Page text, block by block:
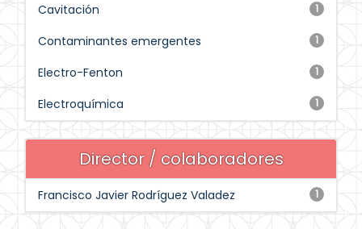
1
Cavitación
1
Contaminantes emergentes
1
Electro-Fenton
1
Electroquímica
Director / colaboradores
1
Francisco Javier Rodríguez Valadez